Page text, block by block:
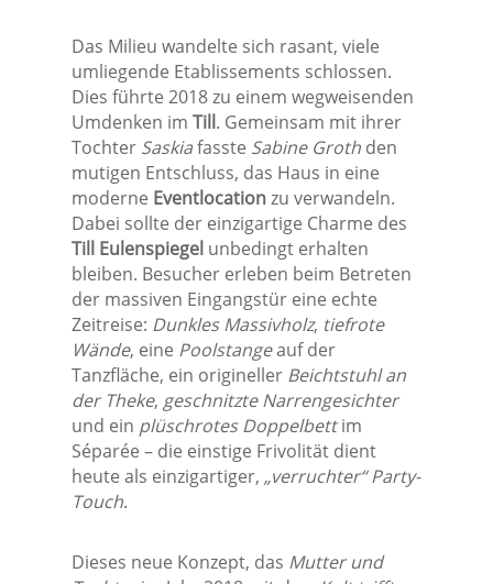
Das Milieu wandelte sich rasant, viele
umliegende Etablissements schlossen.
Dies führte 2018 zu einem wegweisenden
Umdenken im Till. Gemeinsam mit ihrer
Tochter Saskiafasste Sabine Grothden
mutigen Entschluss, das Haus in eine
moderne Eventlocationzu verwandeln.
Dabei sollte der einzigartige Charme des
Till Eulenspiegelunbedingt erhalten
bleiben. Besucher erleben beim Betreten
der massiven Eingangstür eine echte
Zeitreise: Dunkles Massivholz, tiefrote
Wände, eine Poolstangeauf der
Tanzfläche, ein origineller Beichtstuhl an
der Theke, geschnitzte Narrengesichter
und ein plüschrotes Doppelbettim
Séparée – die einstige Frivolität dient
heute als einzigartiger, „verruchter“ Party-
Touch.
Dieses neue Konzept, das Mutter und